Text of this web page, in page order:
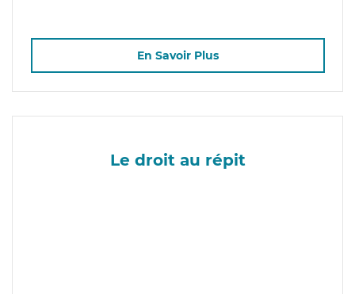
En Savoir Plus
Le droit au répit